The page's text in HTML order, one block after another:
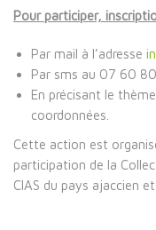
Pour participer,
Par mail à l’adresse
Par sms au 07 60
En précisant le
coordonnées.
Cette action est
participation de la
CIAS du pays ajaccien